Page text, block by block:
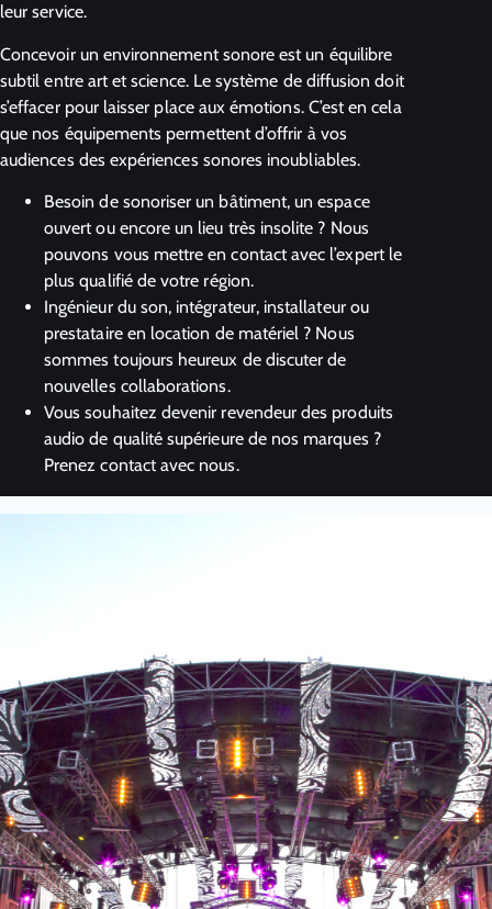
leur service.
Concevoir un environnement sonore est un équilibre
subtil entre art et science. Le système de diffusion doit
s’effacer pour laisser place aux émotions. C’est en cela
que nos équipements permettent d’offrir à vos
audiences des expériences sonores inoubliables.
Besoin de sonoriser un bâtiment, un espace
ouvert ou encore un lieu très insolite ? Nous
pouvons vous mettre en contact avec l’expert le
plus qualifié de votre région.
Ingénieur du son, intégrateur, installateur ou
prestataire en location de matériel ? Nous
sommes toujours heureux de discuter de
nouvelles collaborations.
Vous souhaitez devenir revendeur des produits
audio de qualité supérieure de nos marques ?
Prenez contact avec nous.